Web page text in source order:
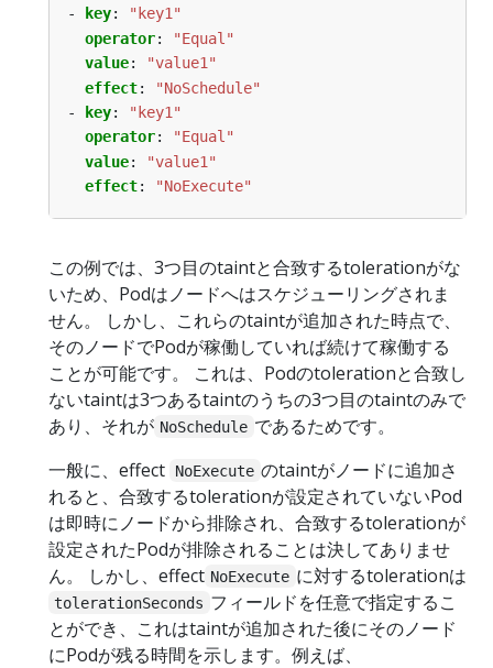
-
key:
"key1"
operator:
"Equal"
value:
"value1"
effect:
"NoSchedule"
-
key:
"key1"
operator:
"Equal"
value:
"value1"
effect: "NoExecute"
この例では、3つ目のtaintと合致するtolerationがな
いため、Podはノードへはスケジューリングされま
せん。 しかし、これらのtaintが追加された時点で、
そのノードでPodが稼働していれば続けて稼働する
ことが可能です。 これは、Podのtolerationと合致し
ないtaintは3つあるtaintのうちの3つ目のtaintのみで
あり、それが NoSchedule であるためです。
一般に、effect
NoExecute のtaintがノードに追加さ
れると、合致するtolerationが設定されていないPod
は即時にノードから排除され、合致するtolerationが
設定されたPodが排除されることは決してありませ
ん。 しかし、effect NoExecute に対するtolerationは
tolerationSeconds フィールドを任意で指定するこ
とができ、これはtaintが追加された後にそのノード
にPodが残る時間を示します。例えば、